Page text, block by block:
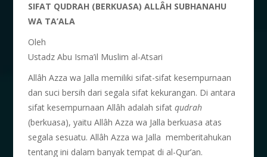
SIFAT QUDRAH (BERKUASA) ALLÂH SUBHANAHU
WA TA’ALA
Oleh
Ustadz Abu Isma’il Muslim al-Atsari
Allâh Azza wa Jalla memiliki sifat-sifat kesempurnaan
dan suci bersih dari segala sifat kekurangan. Di antara
sifat kesempurnaan Allâh adalah sifatqudrah
(berkuasa), yaitu Allâh Azza wa Jalla berkuasa atas
segala sesuatu. Allâh Azza wa Jalla memberitahukan
tentang ini dalam banyak tempat di al-Qur’an.